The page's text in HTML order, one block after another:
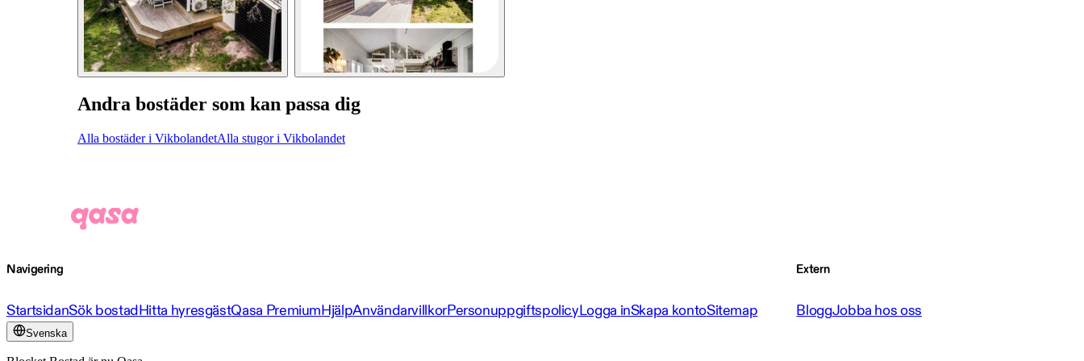
Andra bostäder som kan passa dig
Alla bostäder i VikbolandetAlla stugor i Vikbolandet
Navigering
StartsidanSök bostadHitta hyresgästQasa PremiumHjälpAnvändarvillkorPersonuppgiftspolicyLogga inSkapa kontoSitemap
Extern
BloggJobba hos oss
Svenska